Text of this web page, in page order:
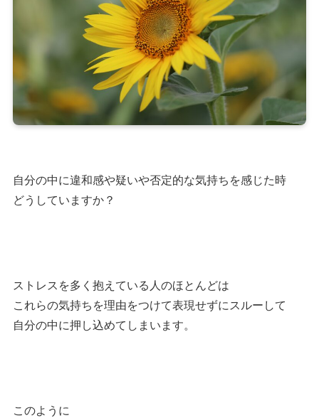
自分の中に違和感や疑いや否定的な気持ちを感じた時
どうしていますか？
ストレスを多く抱えている人のほとんどは
これらの気持ちを理由をつけて表現せずにスルーして
自分の中に押し込めてしまいます。
このように